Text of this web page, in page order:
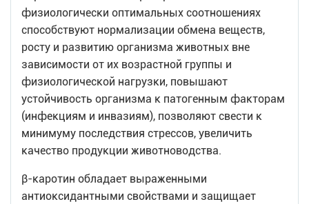
физиологически оптимальных соотношениях
способствуют нормализации обмена веществ,
росту и развитию организма животных вне
зависимости от их возрастной группы и
физиологической нагрузки, повышают
устойчивость организма к патогенным факторам
(инфекциям и инвазиям), позволяют свести к
минимуму последствия стрессов, увеличить
качество продукции животноводства.
β-каротин обладает выраженными
антиоксидантными свойствами и защищает